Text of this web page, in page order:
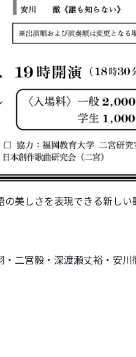
美しさを表現できる新し
二宮毅・深渡瀬丈裕・安